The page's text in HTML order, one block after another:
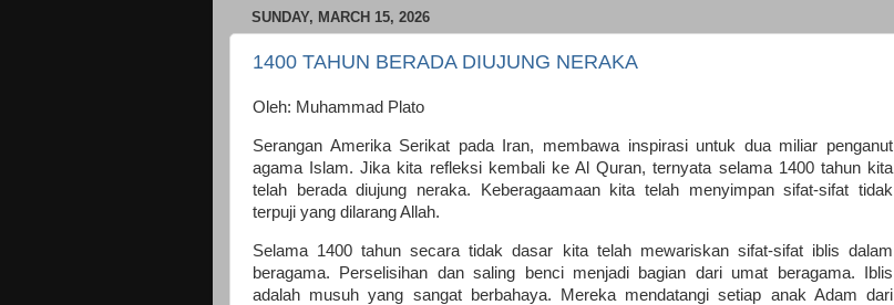
SUNDAY, MARCH 15, 2026
1400 TAHUN BERADA DIUJUNG NERAKA
Oleh: Muhammad Plato
Serangan Amerika Serikat pada Iran, membawa inspirasi untuk dua miliar penganut
agama Islam. Jika kita refleksi kembali ke Al Quran, ternyata selama 1400 tahun kita
telah berada diujung neraka. Keberagaamaan kita telah menyimpan sifat-sifat tidak
terpuji yang dilarang Allah.
Selama 1400 tahun secara tidak dasar kita telah mewariskan sifat-sifat iblis dalam
beragama. Perselisihan dan saling benci menjadi bagian dari umat beragama. Iblis
adalah musuh yang sangat berbahaya. Mereka mendatangi setiap anak Adam dari